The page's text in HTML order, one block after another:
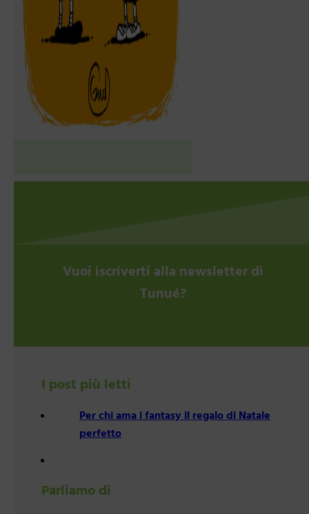
Vuoi iscriverti alla newsletter di
Tunué?
I post più letti
Per chi ama i fantasy il regalo di Natale
perfetto
Parliamo di